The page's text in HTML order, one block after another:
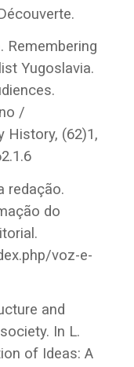
Remembering
Yugoslavia.
/
History, (62)1,
redação.
do
voz-e-
and
In L.
of Ideas: A